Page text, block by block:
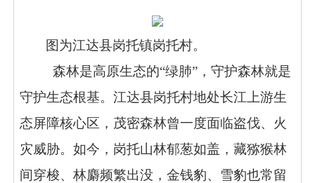
图为江达县岗托镇岗托村。
森林是高原生态的“绿肺”，守护森林就是
守护生态根基。江达县岗托村地处长江上游生
态屏障核心区，茂密森林曾一度面临盗伐、火
灾威胁。如今，岗托山林郁葱如盖，藏猕猴林
间穿梭、 林麝频繁出没，金钱豹、雪豹也常留